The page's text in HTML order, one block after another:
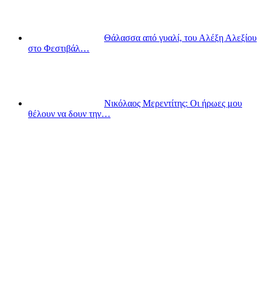
Θάλασσα από γυαλί, του Αλέξη Αλεξίου
στο Φεστιβάλ…
Νικόλαος Μερεντίτης: Οι ήρωες μου
θέλουν να δουν την…